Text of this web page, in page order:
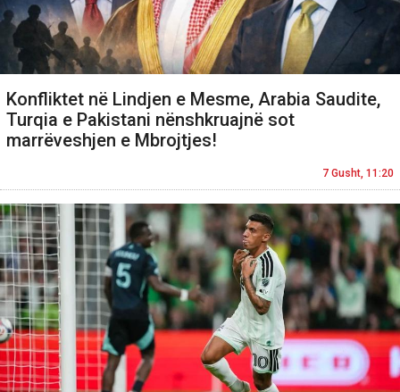
Konfliktet në Lindjen e Mesme, Arabia Saudite,
Turqia e Pakistani nënshkruajnë sot
marrëveshjen e Mbrojtjes!
7 Gusht, 11:20